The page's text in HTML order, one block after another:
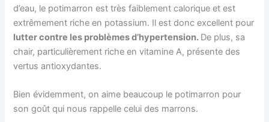
d’eau, le potimarron est très faiblement calorique et est
extrêmement riche en potassium. Il est donc excellent pour
lutter contre les problèmes d’hypertension. De plus, sa
chair, particulièrement riche en vitamine A, présente des
vertus antioxydantes.
Bien évidemment, on aime beaucoup le potimarron pour
son goût qui nous rappelle celui des marrons.